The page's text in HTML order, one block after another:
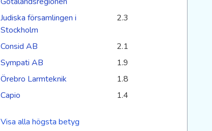
Judiska församlingen i
Stockholm
2.3
Consid AB
2.1
Sympati AB
1.9
Örebro Larmteknik
1.8
Capio
1.4
Visa alla högsta betyg